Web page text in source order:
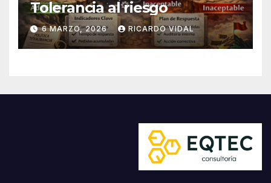
Tolerancia al riesgo
6 MARZO, 2026 RICARDO VIDAL